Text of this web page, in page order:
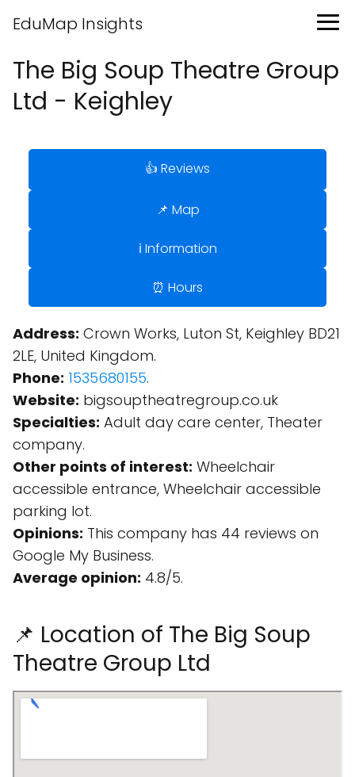
EduMap Insights
The Big Soup Theatre Group
Ltd - Keighley
👍 Reviews
📌 Map
ℹ️ Information
⏰ Hours
Address: Crown Works, Luton St, Keighley BD21
2LE, United Kingdom.
Phone: 1535680155.
Website: bigsouptheatregroup.co.uk
Specialties: Adult day care center, Theater
company.
Other points of interest: Wheelchair
accessible entrance, Wheelchair accessible
parking lot.
Opinions: This company has 44 reviews on
Google My Business.
Average opinion: 4.8/5.
📌 Location of The Big Soup
Theatre Group Ltd